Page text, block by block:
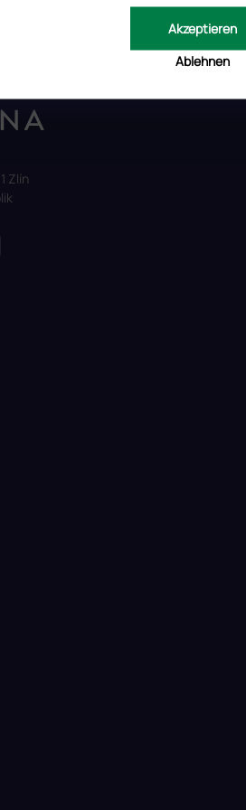
Ablehnen
Akzeptieren
Zlín